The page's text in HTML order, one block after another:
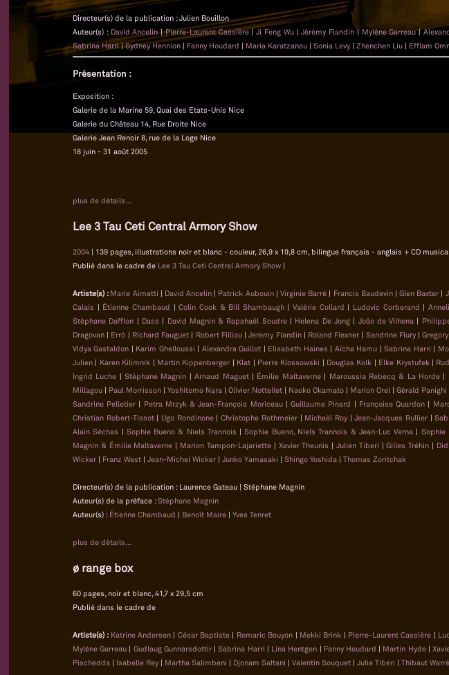
Directeur(s) de la publication : Julien Bouillon
Auteur(s) : David Ancelin|Pierre-Laurent Cassière|Ji Feng Wu |Jérémy Flandin| Mylène Garreau|
Sabrina Harri|Sydney Hennion | Fanny Houdard | Maria Karatzanou | Sonia Levy | Zhenchen Liu | Efflam
Présentation :
Exposition :
Galerie de la Marine 59, Quai des Etats-Unis Nice
Galerie du Château 14, Rue Droite Nice
Galerie Jean Renoir 8, rue de la Loge Nice
18 juin - 31 août 2005
plus de détails...
Lee 3 Tau Ceti Central Armory Show
2004 | 139 pages, illustrations noir et blanc - couleur, 26,9 x 19,8 cm, bilingue français - anglais + CD
Publié dans le cadre de Lee 3 Tau Ceti Central Armory Show |
Artiste(s) : Marie Aimetti | David Ancelin | Patrick Aubouin| Virginie Barré | Francis Baudevin|Glen Baxter |
Calais | Étienne Chambaud |Colin Cook & Bill Shambaugh|Valérie Collard | Ludovic Corberand |
Stéphane Dafflon | Dass | David Magnin & Rapahaël Soudre| Helena De Jong| João de Vilhena |
Dragovan | Erró | Richard Fauguet | Robert Filliou|Jeremy Flandin| Roland Flexner | Sandrine Flury|
Vidya Gastaldon | Karim Ghelloussi | Alexandra Guillot | Elisabeth Haines | Aïcha Hamu |Sabrina Harri |
Julien | Karen Kilimnik | Martin Kippenberger | Klat | Pierre Klossowski | Douglas Kolk | Elke Krystufek|
Ingrid Luche |Stéphane Magnin |Arnaud Maguet| Émilie Maltaverne| Maroussia Rebecq & La Horde|
Millagou | Paul Morrisson | Yoshitomo Nara | Olivier Nottellet | Naoko Okamato | Marion Orel | Gérald Panighi
Sandrine Pelletier | Petra Mrzyk & Jean-François Moriceau|Guillaume Pinard | Françoise Quardon |
Christian Robert-Tissot| Ugo Rondinone|Christophe Rothmeier| Michaël Roy|Jean-Jacques Rullier |
Alain Séchas | Sophie Bueno & Niels Trannois |Sophie Bueno, Niels Trannois & Jean-Luc Verna | Sophie
Magnin & Émilie Maltaverne | Marion Tampon-Lajariette| Xavier Theunis | Julien Tiberi |Gilles Tréhin |
Wicker | Franz West | Jean-Michel Wicker | Junko Yamasaki | Shingo Yoshida | Thomas Zoritchak
Directeur(s) de la publication : Laurence Gateau | Stéphane Magnin
Auteur(s) de la préface :Stéphane Magnin
Auteur(s) : Étienne Chambaud | Benoît Maire | Yves Tenret
plus de détails...
ø range box
60 pages, noir et blanc, 41,7 x 29,5 cm
Publié dans le cadre de
Artiste(s) : Katrine Andersen | César Baptiste | Romaric Bouyon | Mekki Brink | Pierre-Laurent Cassière |
Mylène Garreau | Gudlaug Gunnarsdottir|Sabrina Harri | Lina Hentgen | Fanny Houdard | Martin Hyde|
Pischedda | Isabelle Rey | Martha Salimbeni | Djonam Saltani | Valentin Souquet | Julie Tiberi | Thibaut Warré